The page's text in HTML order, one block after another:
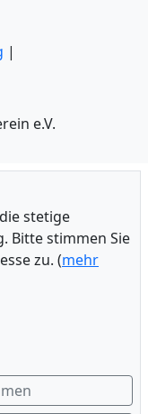
|
e.V.
stetige
Bitte stimmen Sie
zu. (mehr